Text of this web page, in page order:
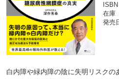
ISBN
在庫
発売
白内障や緑内障の陰に失明リスク